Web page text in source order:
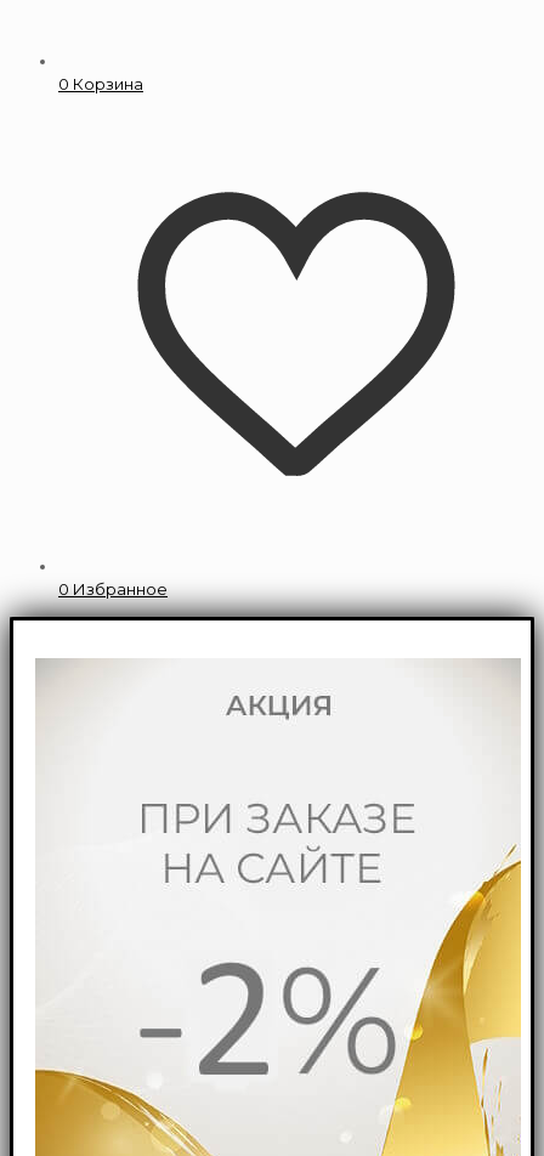
0 Корзина
0 Избранное